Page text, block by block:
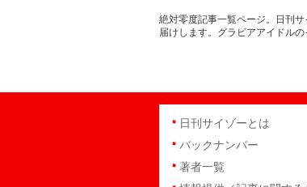
絶対零度記事一覧ページ。日刊
届けします。グラビアアイドル
日刊サイゾーとは
バックナンバー
著者一覧